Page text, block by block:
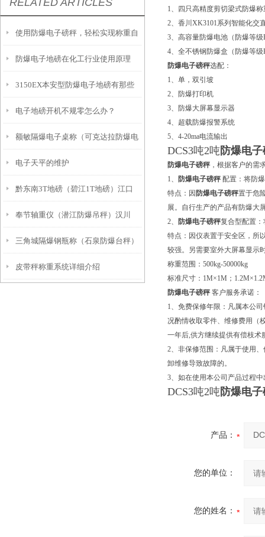
RELATED ARTICLES
使用防爆电子磅秤，轻松实现称重自
由！
防爆电子地磅在化工行业使用原理
3150EX本安型防爆电子地磅有那些
功能特点
电子地磅开机不规零怎么办？
额敏隔爆电子桌称（可克达拉防爆电
子天平）托里地磅维修
电子天平的维护
黔东南3T地磅（碧江1T地磅）江口
15T地磅）石阡1T地磅维修
奉节轴重仪（潜江防爆吊秤）汉川
20T地磅维修
三角城隔爆钢瓶称（石泉防爆台秤）
平罗防爆叉车称）青铜峡隔爆称维修
皮带秤称重系统详细介绍
1、四只高精度剪切梁式防爆
2、香川XK3101系列智能化交
3、高容量防爆电池（防爆等
4、全不锈钢防爆盒（防爆等
防爆电子磅秤选配：
1、单，双引坡
2、防爆打印机
3、防爆大屏幕显示器
4、超载防爆报警系统
5、4-20ma电流输出
DCS3吨2吨 防爆电
防爆电子磅秤，根据客户的需
1、
防爆电子磅秤 配置：将防
特点：因 防爆电子磅秤置于危
展。自行生产的产品有防爆大
2、
防爆电子磅秤复合型配置
特点：因仪表置于安全区，所
较强。另需要室外大屏幕显示
称重范围：500kg-50000kg
标准尺寸：1M×1M；
防爆电子磅秤客户服务承诺：
1、免费保修年限：凡属本公
况酌情收取零件、维修费用（
一年后,供方继续提供有偿枝术
2、非保修范围：凡属于使用
卸维修导致故障的。
3、如在使用本公司产品过程
DCS3吨2吨 防爆电
产品：
您的单位：
您的姓名：